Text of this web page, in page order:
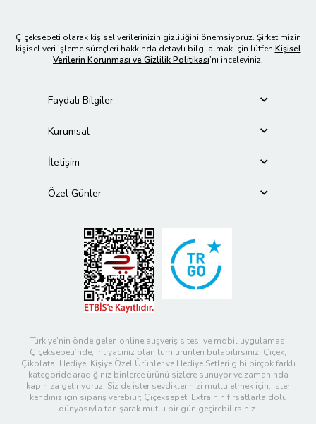
Çiçeksepeti olarak kişisel verilerinizin gizliliğini önemsiyoruz. Şirketimizin
kişisel veri işleme süreçleri hakkında detaylı bilgi almak için lütfen Kişisel
Verilerin Korunması ve Gizlilik Politikası’nı inceleyiniz.
Faydalı Bilgiler
Kurumsal
İletişim
Özel Günler
Türkiye’nin önde gelen online alışveriş sitesi ve mobil uygulaması
Çiçeksepeti’nde, ihtiyacınız olan tüm ürünleri bulabilirsiniz. Çiçek,
Çikolata, Hediye, Kişiye Özel Ürünler ve Hediye Setleri gibi birçok farklı
kategoride aradığınız binlerce ürünü sizlere sunuyor ve zamanında
kapınıza getiriyoruz! Siz de ister sevdiklerinizi mutlu etmek için, ister
kendiniz için sipariş verebilir; Çiçeksepeti Extra’nın fırsatlarla dolu
dünyasıyla tanışarak mutlu bir gün geçirebilirsiniz.